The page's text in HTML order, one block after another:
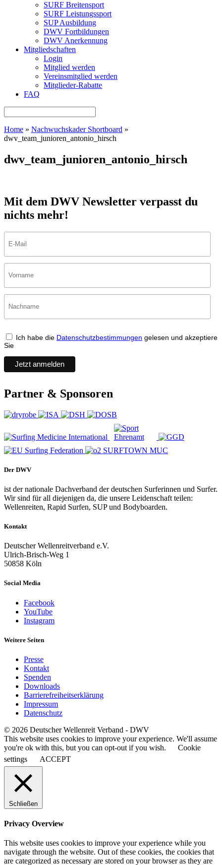
SURF Breitensport
SURF Leistungssport
SUP Ausbildung
DWV Fortbildungen
DWV Anerkennung
Mitgliedschaften
Login
Mitglied werden
Vereinsmitglied werden
Mitglieder-Rabatte
FAQ
Home » Nachwuchskader Shortboard »
dwv_team_junioren_antonio_hirsch
dwv_team_junioren_antonio_hirsch
Mit dem DWV Newsletter verpasst du
nichts mehr!
Ich habe die Datenschutzbestimmungen gelesen und akzeptiere
Sie
Partner & Sponsoren
Der DWV
ist der nationale Dachverband der deutschen Surferinnen und Surfer.
Wir sind für all diejenigen da, die unsere Leidenschaft teilen:
Wellenreiten, Rapid Surfen, SUP und Bodyboarden.
Kontakt
Deutscher Wellenreitverband e.V.
Ulrich-Brisch-Weg 1
50858 Köln
Social Media
Facebook
YouTube
Instagram
Weitere Seiten
Presse
Kontakt
Spenden
Downloads
Barrierefreiheitserklärung
Impressum
Datenschutz
© 2026 Deutscher Wellenreit Verband - DWV
This website uses cookies to improve your experience. We'll assume
you're ok with this, but you can opt-out if you wish.
Cookie
settings
ACCEPT
Schließen
Privacy Overview
This website uses cookies to improve your experience while you
navigate through the website. Out of these cookies, the cookies that
are categorized as necessary are stored on your browser as they are